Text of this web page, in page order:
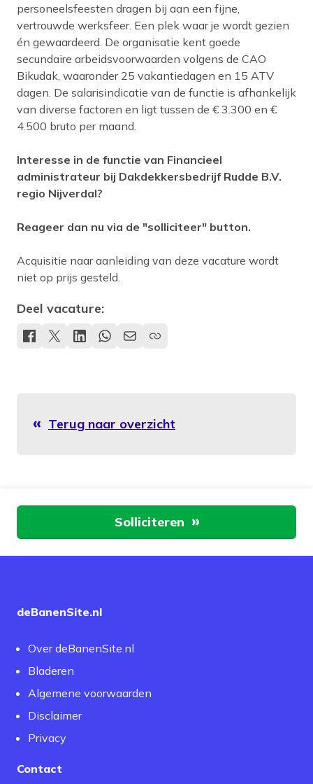
personeelsfeesten dragen bij aan een fijne,
vertrouwde werksfeer. Een plek waar je wordt gezien
én gewaardeerd. De organisatie kent goede
secundaire arbeidsvoorwaarden volgens de CAO
Bikudak, waaronder 25 vakantiedagen en 15 ATV
dagen. De salarisindicatie van de functie is afhankelijk
van diverse factoren en ligt tussen de € 3.300 en €
4.500 bruto per maand.
Interesse in de functie van Financieel
administrateur bij Dakdekkersbedrijf Rudde B.V.
regio Nijverdal?
Reageer dan nu via de "solliciteer" button.
Acquisitie naar aanleiding van deze vacature wordt
niet op prijs gesteld.
Deel vacature:
Terug naar overzicht
Aan de slagSolliciteren
deBanenSite.nl
Over deBanenSite.nl
Bladeren
Algemene voorwaarden
Disclaimer
Privacy
Contact